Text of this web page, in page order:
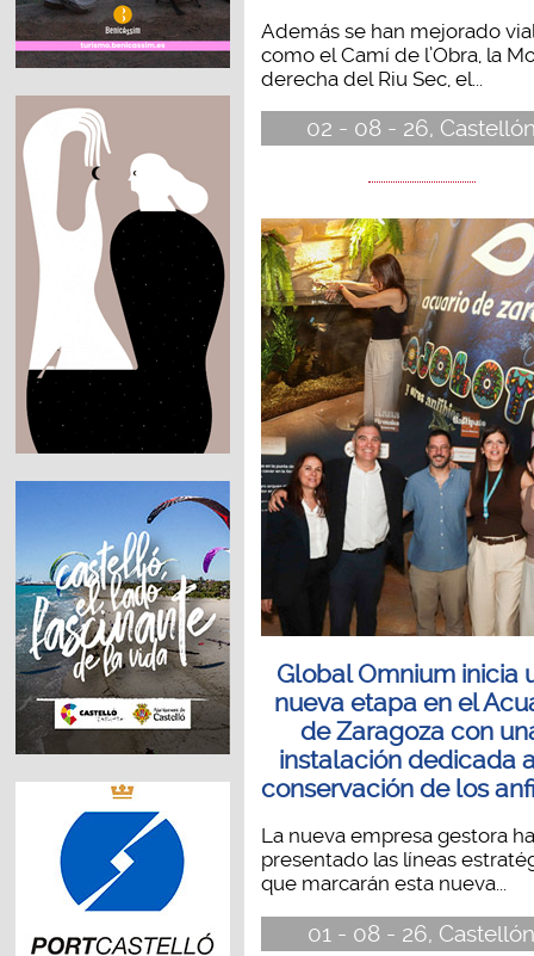
Además se han mejorado
como el Camí de l’Obra, la
derecha del Riu Sec, el...
02 - 08 - 26,
Global Omnium inicia
nueva etapa en el
de Zaragoza con
instalación dedicada
conservación de los
La nueva empresa gestora ha
presentado las líneas
que marcarán esta nueva...
01 - 08 - 26,